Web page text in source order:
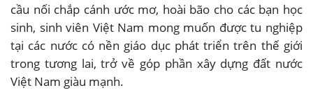
cầu nối chắp cánh ước mơ, hoài bão cho các bạn học
sinh, sinh viên Việt Nam mong muốn được tu nghiệp
tại các nước có nền giáo dục phát triển trên thế giới
trong tương lai, trở về góp phần xây dựng đất nước
Việt Nam giàu mạnh.